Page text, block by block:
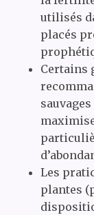
utilisés
placés
Certains
Les
plantes